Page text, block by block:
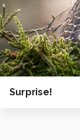
Surprise!